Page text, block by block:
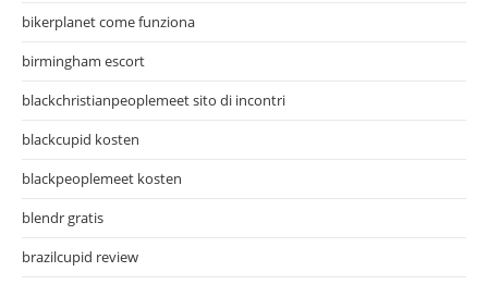
bikerplanet come funziona
birmingham escort
blackchristianpeoplemeet sito di incontri
blackcupid kosten
blackpeoplemeet kosten
blendr gratis
brazilcupid review